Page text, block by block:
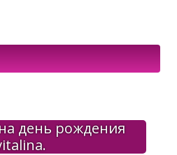
день рождения